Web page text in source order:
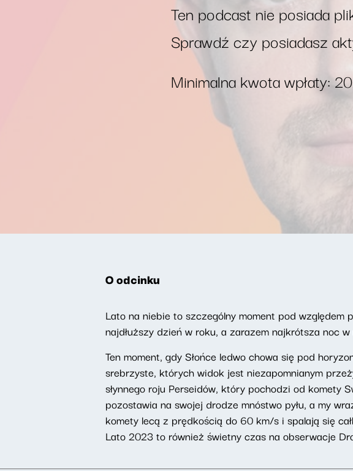
Ten podcast nie posiada
Sprawdź czy posiadasz
Minimalna kwota wpłaty:
O odcinku
Lato na niebie to szczególny moment pod
najdłuższy dzień w roku, a zarazem najkrótsza noc
Ten moment, gdy Słońce ledwo chowa się pod
srebrzyste, których widok jest niezapomnianym
słynnego roju Perseidów, który pochodzi od komety
pozostawia na swojej drodze mnóstwo pyłu, a my
komety lecą z prędkością do 60 km/s i spalają się
Lato 2023 to również świetny czas na obserwacje